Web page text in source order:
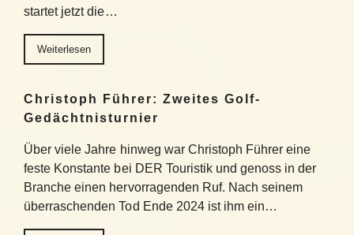
startet jetzt die…
Weiterlesen
Christoph Führer: Zweites Golf-
Gedächtnisturnier
Über viele Jahre hinweg war Christoph Führer eine
feste Konstante bei DER Touristik und genoss in der
Branche einen hervorragenden Ruf. Nach seinem
überraschenden Tod Ende 2024 ist ihm ein…